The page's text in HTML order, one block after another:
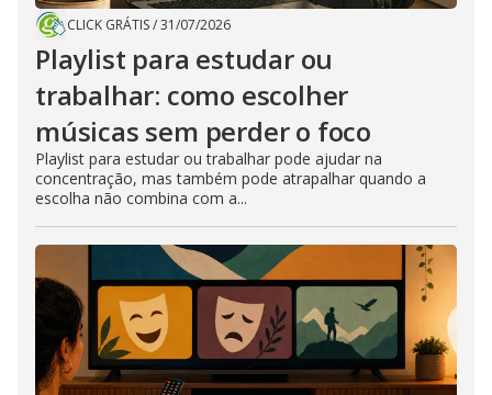
CLICK GRÁTIS/31/07/2026
Playlist para estudar ou
trabalhar: como escolher
músicas sem perder o foco
Playlist para estudar ou trabalhar pode ajudar na
concentração, mas também pode atrapalhar quando a
escolha não combina com a...